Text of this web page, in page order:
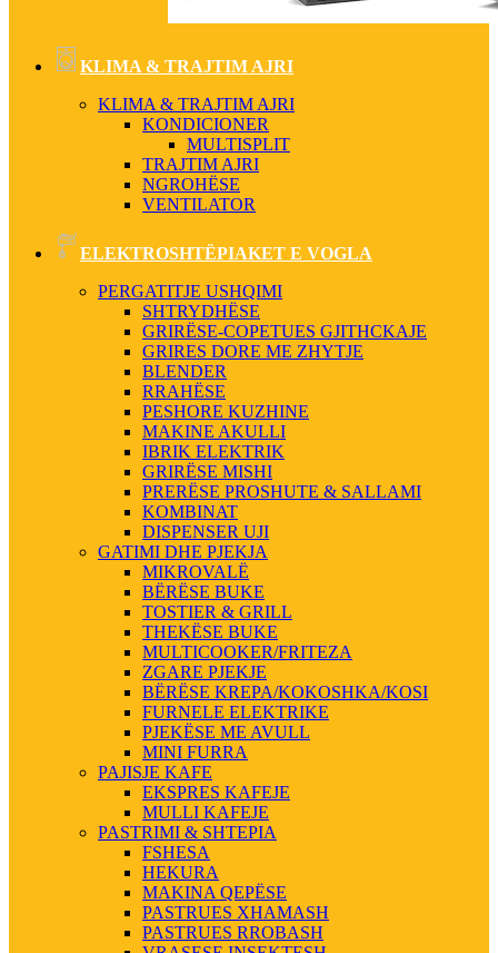
KLIMA & TRAJTIM AJRI
KLIMA & TRAJTIM AJRI
KONDICIONER
MULTISPLIT
TRAJTIM AJRI
NGROHËSE
VENTILATOR
ELEKTROSHTËPIAKET E VOGLA
PERGATITJE USHQIMI
SHTRYDHËSE
GRIRËSE-COPETUES GJITHCKAJE
GRIRES DORE ME ZHYTJE
BLENDER
RRAHËSE
PESHORE KUZHINE
MAKINE AKULLI
IBRIK ELEKTRIK
GRIRËSE MISHI
PRERËSE PROSHUTE & SALLAMI
KOMBINAT
DISPENSER UJI
GATIMI DHE PJEKJA
MIKROVALË
BËRËSE BUKE
TOSTIER & GRILL
THEKËSE BUKE
MULTICOOKER/FRITEZA
ZGARE PJEKJE
BËRËSE KREPA/KOKOSHKA/KOSI
FURNELE ELEKTRIKE
PJEKËSE ME AVULL
MINI FURRA
PAJISJE KAFE
EKSPRES KAFEJE
MULLI KAFEJE
PASTRIMI & SHTEPIA
FSHESA
HEKURA
MAKINA QEPËSE
PASTRUES XHAMASH
PASTRUES RROBASH